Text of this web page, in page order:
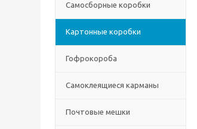
Самосборные коробки
Картонные коробки
Гофрокороба
Самоклеящиеся карманы
Почтовые мешки